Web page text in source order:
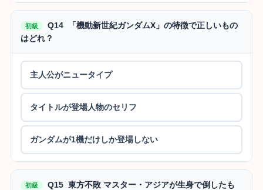
初級
Q14 「機動新世紀ガンダムX」の特徴で正しいもの
はどれ？
主人公がニュータイプ
タイトルが登場人物のセリフ
ガンダムが1機だけしか登場しない
初級
Q15 東方不敗 マスター・アジアが生身で倒したも